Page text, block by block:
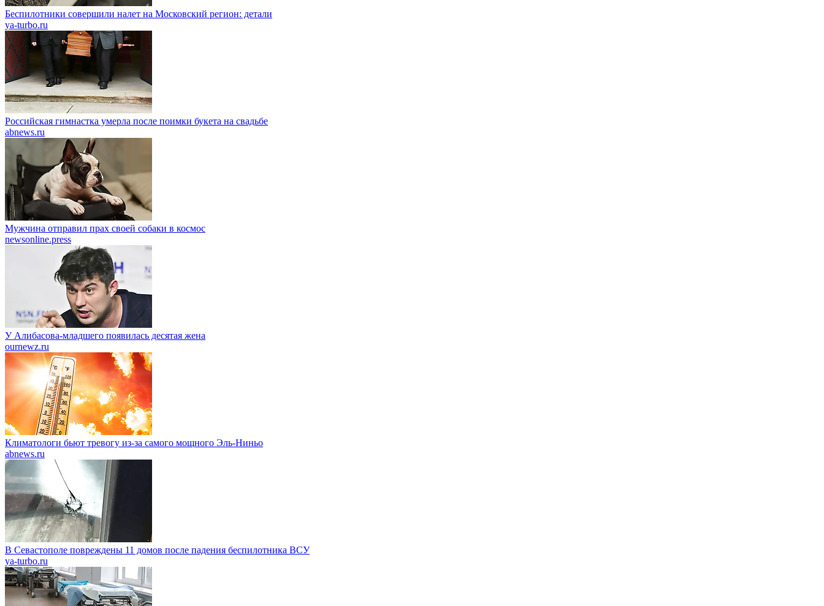
Беспилотники совершили налет на Московский регион: детали
ya-turbo.ru
Российская гимнастка умерла после поимки букета на свадьбе
abnews.ru
Мужчина отправил прах своей собаки в космос
newsonline.press
У Алибасова-младшего появилась десятая жена
ournewz.ru
Климатологи бьют тревогу из-за самого мощного Эль-Ниньо
abnews.ru
В Севастополе повреждены 11 домов после падения беспилотника ВСУ
ya-turbo.ru